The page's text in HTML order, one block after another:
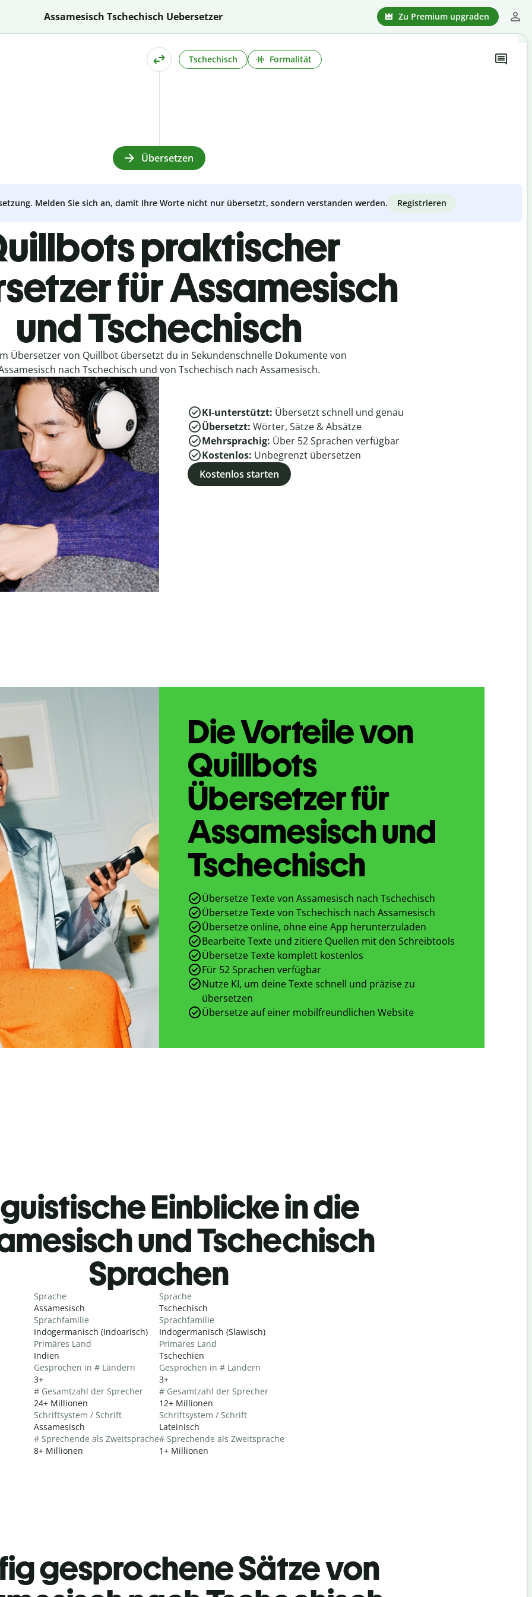
Assamesisch Tschechisch Uebersetzer Zu Premium upgraden
Tschechisch Formalität
Übersetzen
Melden Sie sich an, damit Ihre Worte nicht nur übersetzt, sondern verstanden werden. Registrieren
praktischer
für Assamesisch
und Tschechisch
Übersetzer von Quillbot übersetzt du in Sekundenschnelle Dokumente von
nach Tschechisch und von Tschechisch nach Assamesisch.
KI-unterstützt: Übersetzt schnell und genau
Übersetzt: Wörter, Sätze & Absätze
Mehrsprachig: Über 52Sprachen verfügbar
Kostenlos: Unbegrenzt übersetzen
Kostenlos starten
Die Vorteile von
Quillbots
Übersetzer für
Assamesisch und
Tschechisch
Übersetze Texte von Assamesisch nach Tschechisch
Übersetze Texte von Tschechisch nach Assamesisch
Übersetze online, ohne eine App herunterzuladen
Bearbeite Texte und zitiere Quellen mit den Schreibtools
Übersetze Texte komplett kostenlos
Für 52 Sprachen verfügbar
Nutze KI, um deine Texte schnell und präzise zu
übersetzen
Übersetze auf einer mobilfreundlichen Website
Einblicke in die
und Tschechisch
Sprachen
Sprache
Assamesisch
Sprachfamilie
Indogermanisch (Indoarisch)
Primäres Land
Indien
Gesprochen in # Ländern
3+
# Gesamtzahl der Sprecher
24+ Millionen
Schriftsystem / Schrift
Assamesisch
# Sprechende als Zweitsprache
8+ Millionen
Sprache
Tschechisch
Sprachfamilie
Indogermanisch (Slawisch)
Primäres Land
Tschechien
Gesprochen in # Ländern
3+
# Gesamtzahl der Sprecher
12+ Millionen
Schriftsystem / Schrift
Lateinisch
# Sprechende als Zweitsprache
1+ Millionen
gesprochene Sätze von